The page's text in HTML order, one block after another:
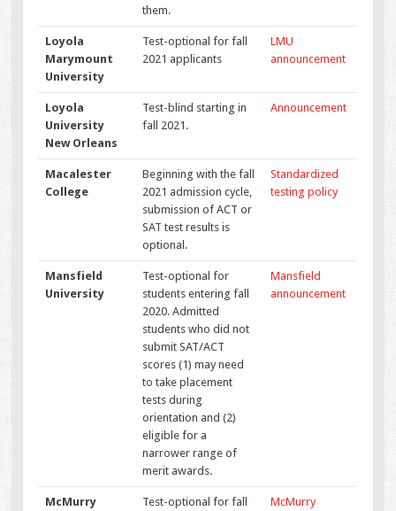
them.
Loyola
Marymount
University
Test-optional for fall
2021 applicants
LMU
announcement
Loyola
University
New Orleans
Test-blind starting in
fall 2021.
Announcement
Macalester
College
Beginning with the fall
2021 admission cycle,
submission of ACT or
SAT test results is
optional.
Standardized
testing policy
Mansfield
University
Test-optional for
students entering fall
2020. Admitted
students who did not
submit SAT/ACT
scores (1) may need
to take placement
tests during
orientation and (2)
eligible for a
narrower range of
merit awards.
Mansfield
announcement
McMurry
Test-optional for fall
McMurry